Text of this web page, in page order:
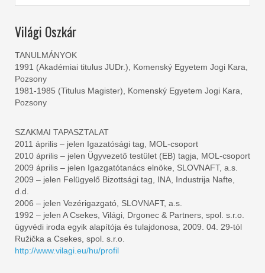
Világi Oszkár
TANULMÁNYOK
1991 (Akadémiai titulus JUDr.), Komenský Egyetem Jogi Kara,
Pozsony
1981-1985 (Titulus Magister), Komenský Egyetem Jogi Kara,
Pozsony
SZAKMAI TAPASZTALAT
2011 április – jelen Igazatósági tag, MOL-csoport
2010 április – jelen Ügyvezető testület (EB) tagja, MOL-csoport
2009 április – jelen Igazgatótanács elnöke, SLOVNAFT, a.s.
2009 – jelen Felügyelő Bizottsági tag, INA, Industrija Nafte,
d.d.
2006 – jelen Vezérigazgató, SLOVNAFT, a.s.
1992 – jelen A Csekes, Világi, Drgonec & Partners, spol. s.r.o.
ügyvédi iroda egyik alapítója és tulajdonosa, 2009. 04. 29-tól
Ružička a Csekes, spol. s.r.o.
http://www.vilagi.eu/hu/profil